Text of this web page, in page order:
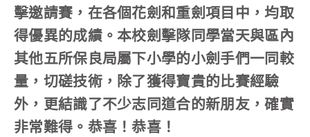
擊邀請賽，在各個花劍和重劍項目中，均取
得優異的成績。本校劍擊隊同學當天與區內
其他五所保良局屬下小學的小劍手們一同較
量，切磋技術，除了獲得寶貴的比賽經驗
外，更結識了不少志同道合的新朋友，確實
非常難得。恭喜！恭喜！